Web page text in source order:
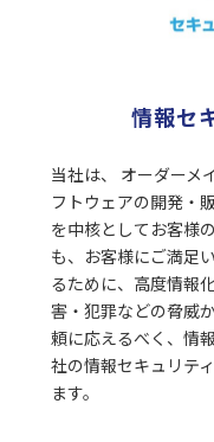
情報セ
当社は、 オーダーメ
フトウェアの開発・
を中核としてお客様
も、お客様にご満足
るために、高度情報
害・犯罪などの脅威
頼に応えるべく、情
社の情報セキュリテ
ます。